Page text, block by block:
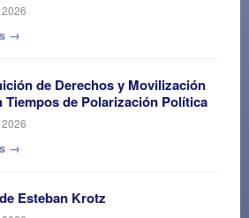
→
de Derechos y Movilización
Tiempos de Polarización Política
→
Esteban Krotz